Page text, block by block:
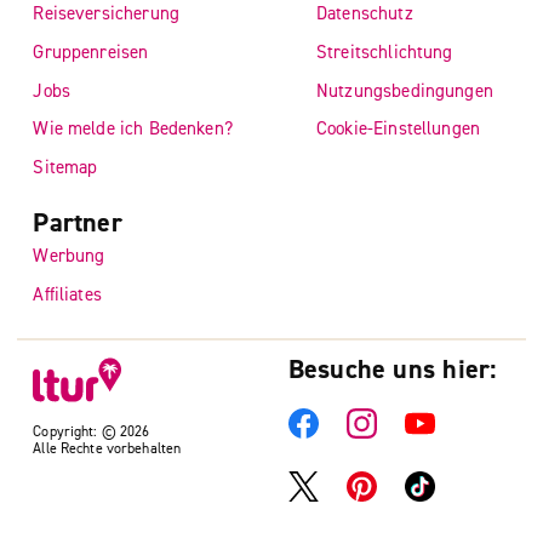
Copyright: © 2026
Alle Rechte vorbehalten
Reiseversicherung
Gruppenreisen
Jobs
Wie melde ich Bedenken?
Sitemap
Datenschutz
Streitschlichtung
Nutzungsbedingungen
Cookie-Einstellungen
Partner
Werbung
Affiliates
Besuche uns hier: